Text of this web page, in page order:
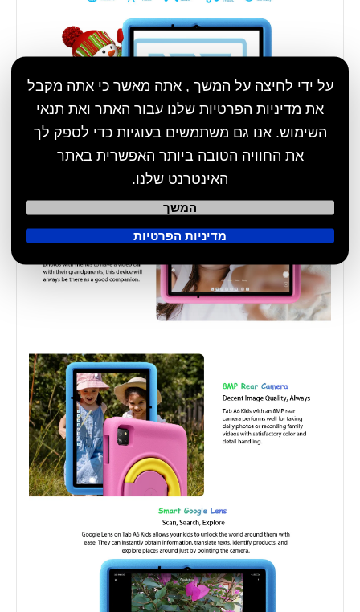
על ידי לחיצה על המשך , אתה מאשר כי אתה מקבל
את מדיניות הפרטיות שלנו עבור האתר ואת תנאי
השימוש. אנו גם משתמשים בעוגיות כדי לספק לך
את החוויה הטובה ביותר האפשרית באתר
האינטרנט שלנו.
המשך
מדיניות הפרטיות